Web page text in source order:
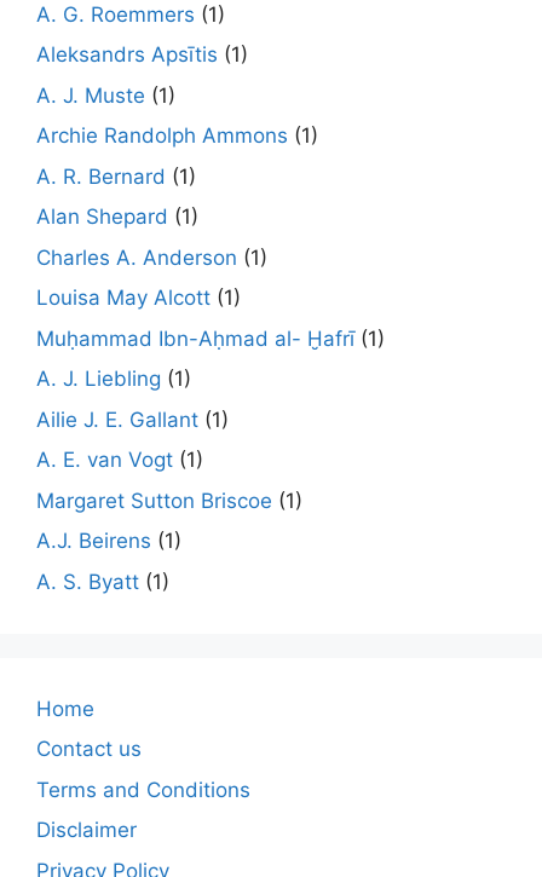
A. G. Roemmers (1)
Aleksandrs Apsītis (1)
A. J. Muste (1)
Archie Randolph Ammons (1)
A. R. Bernard (1)
Alan Shepard (1)
Charles A. Anderson (1)
Louisa May Alcott (1)
Muḥammad Ibn-Aḥmad al- Ḫafrī(1)
A. J. Liebling (1)
Ailie J. E. Gallant (1)
A. E. van Vogt (1)
Margaret Sutton Briscoe (1)
A.J. Beirens (1)
A. S. Byatt (1)
Home
Contact us
Terms and Conditions
Disclaimer
Privacy Policy